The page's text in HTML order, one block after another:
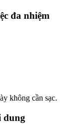
đa nhiệm
không cần sạc.
dung